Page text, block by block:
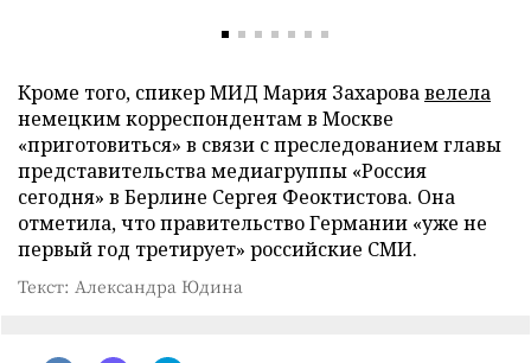
Кроме того, спикер МИД Мария Захаровавелела
немецким корреспондентам в Москве
«приготовиться» в связи с преследованием главы
представительства медиагруппы «Россия
сегодня» в Берлине Сергея Феоктистова. Она
отметила, что правительство Германии «уже не
первый год третирует» российские СМИ.
Текст: Александра Юдина